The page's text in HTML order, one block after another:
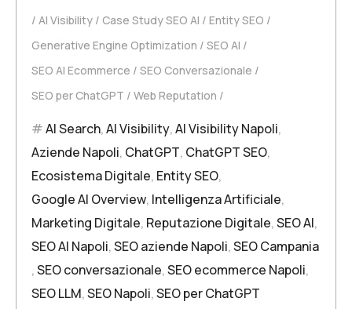
AI Visibility Case Study SEO AI
Entity SEO
Generative Engine Optimization
SEO AI
SEO AI Ecommerce
SEO Conversazionale
SEO per ChatGPT
Web Reputation
AI Search,AI Visibility,AI Visibility Napoli,
Aziende Napoli, ChatGPT, ChatGPT SEO,
Ecosistema Digitale, Entity SEO,
Google AI Overview, Intelligenza Artificiale,
Marketing Digitale, Reputazione Digitale,SEO AI,
SEO AI Napoli,SEO aziende Napoli,SEO Campania
,SEO conversazionale,SEO ecommerce Napoli,
SEO LLM,SEO Napoli,SEO per ChatGPT